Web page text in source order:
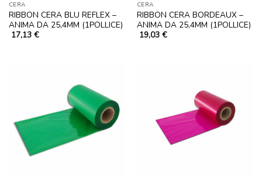
CERA
RIBBON CERA BLU REFLEX –
ANIMA DA 25,4MM (1POLLICE)
17,13 €
CERA
RIBBON CERA BORDEAUX –
ANIMA DA 25,4MM (1POLLICE)
19,03 €